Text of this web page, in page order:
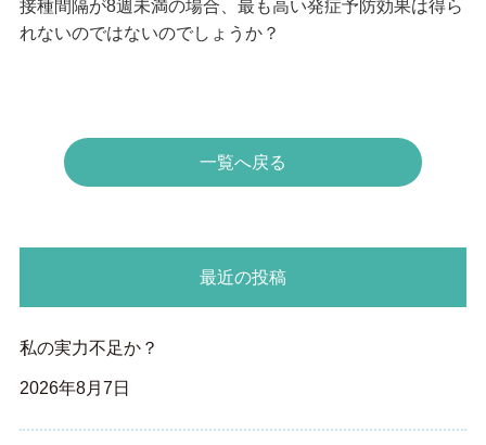
接種間隔が8週未満の場合、最も高い発症予防効果は得ら
れないのではないのでしょうか？
一覧へ戻る
最近の投稿
私の実力不足か？
2026年8月7日